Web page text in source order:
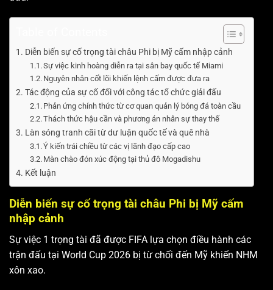
Diễn biến sự cố trọng tài châu Phi bị Mỹ cấm nhập cảnh
Sự việc kinh hoàng diễn ra tại sân bay quốc tế Miami
Nguyên nhân cốt lõi khiến lệnh cấm được đưa ra
Tác động của sự cố đối với công tác tổ chức giải đấu
Phản ứng chính thức từ cơ quan quản lý bóng đá toàn cầu
Thách thức hậu cần và phương án nhân sự thay thế
Làn sóng tranh cãi từ dư luận quốc tế và quê nhà
Ý kiến trái chiều từ các vị lãnh đạo cấp cao
Màn chào đón xúc động tại thủ đô Mogadishu
Kết luận
Diễn biến sự cố trọng tài châu Phi bị Mỹ cấm
nhập cảnh
Sự việc 1 trọng tài đã được FIFA lựa chọn điều hành các
trận đấu tại World Cup 2026 bị từ chối đến Mỹ khiến NHM
xôn xao.